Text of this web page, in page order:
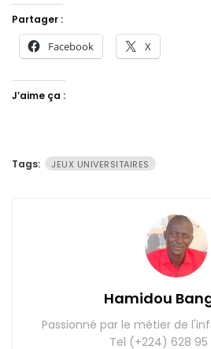
Partager :
Facebook X
J’aime ça :
Tags: JEUX UNIVERSITAIRES
Hamidou
Passionné par le métier de
Tel (+224) 628